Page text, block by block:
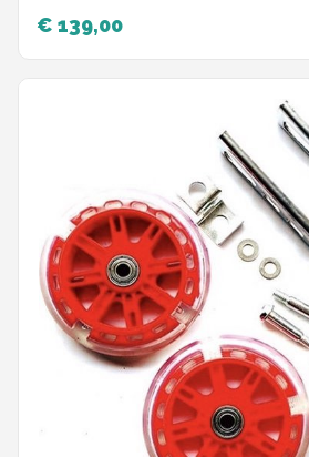
Kledingmaat 98-108 | Fiets 14
€ 139,00